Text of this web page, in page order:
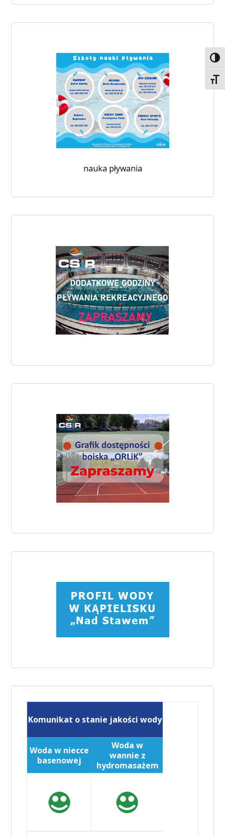
nauka pływania
Komunikat o stanie jakości wody
Woda w niecce
basenowej
Woda w
wannie z
hydromasażem